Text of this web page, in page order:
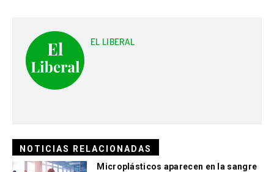
EL LIBERAL
NOTICIAS RELACIONADAS
Microplásticos aparecen en la sangre